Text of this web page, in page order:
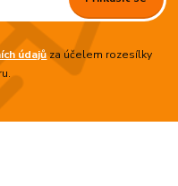
údajůza účelem rozesílky